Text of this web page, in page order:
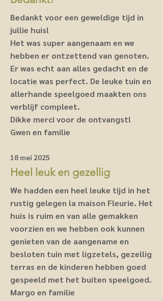
Bedankt voor een geweldige tijd in
jullie huis!
Het was super aangenaam en we
hebben er ontzettend van genoten.
Er was echt aan alles gedacht en de
locatie was perfect. De leuke tuin en
allerhande speelgoed maakten ons
verblijf compleet.
Dikke merci voor de ontvangst!
Gwen en familie
18 mei 2025
Heel leuk en gezellig
We hadden een heel leuke tijd in het
rustig gelegen la maison Fleurie. Het
huis is ruim en van alle gemakken
voorzien en we hebben ook kunnen
genieten van de aangename en
besloten tuin met ligzetels, gezellig
terras en de kinderen hebben goed
gespeeld met het buiten speelgoed.
Margo en familie